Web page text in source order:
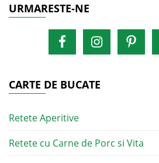
URMARESTE-NE
CARTE DE BUCATE
Retete Aperitive
Retete cu Carne de Porc si Vita